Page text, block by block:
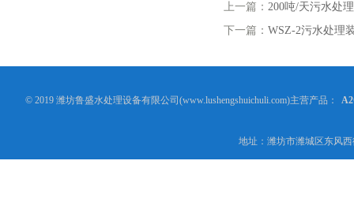
上一篇： 200吨/天污水处
下一篇： WSZ-2污水处理
© 2019 潍坊鲁盛水处理设备有限公司(www.lushengshuichuli.com)主营产品：
地址：潍坊市潍城区东风